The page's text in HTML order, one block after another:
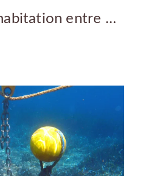
entre …